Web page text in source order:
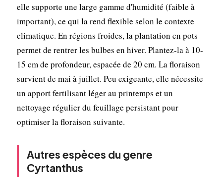
elle supporte une large gamme d'humidité (faible à
important), ce qui la rend flexible selon le contexte
climatique. En régions froides, la plantation en pots
permet de rentrer les bulbes en hiver. Plantez-la à 10-
15 cm de profondeur, espacée de 20 cm. La floraison
survient de mai à juillet. Peu exigeante, elle nécessite
un apport fertilisant léger au printemps et un
nettoyage régulier du feuillage persistant pour
optimiser la floraison suivante.
Autres espèces du genre
Cyrtanthus